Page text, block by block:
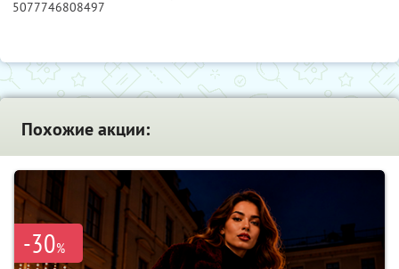
5077746808497
Похожие акции:
-30%